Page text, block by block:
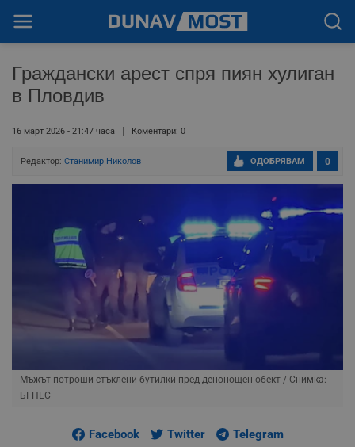
Граждански арест спря пиян хулиган
в Пловдив
16 март 2026 - 21:47 часа Коментари: 0
Редактор: Станимир Николов 0
ОДОБРЯВАМ
Мъжът потроши стъклени бутилки пред денонощен обект / Снимка:
БГНЕС
Facebook Twitter Telegram